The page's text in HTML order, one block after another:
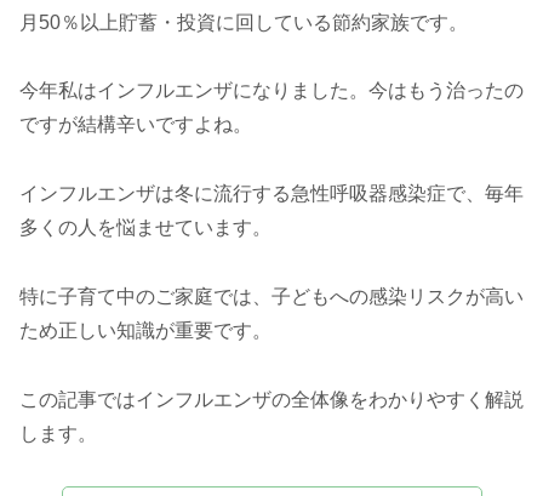
月50％以上貯蓄・投資に回している節約家族です。
今年私はインフルエンザになりました。今はもう治ったの
ですが結構辛いですよね。
インフルエンザは冬に流行する急性呼吸器感染症で、毎年
多くの人を悩ませています。
特に子育て中のご家庭では、子どもへの感染リスクが高い
ため正しい知識が重要です。
この記事ではインフルエンザの全体像をわかりやすく解説
します。